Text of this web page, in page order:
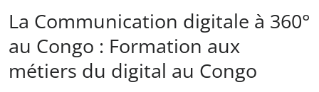
La Communication digitale à 360°
au Congo : Formation aux
métiers du digital au Congo